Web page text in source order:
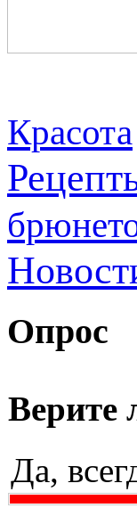
Красота
Опрос
Верите
Да,